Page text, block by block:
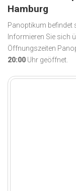
Hamburg
Panoptikum befindet
Informieren Sie sich
Öffnungszeiten
20:00 Uhr geöffnet.